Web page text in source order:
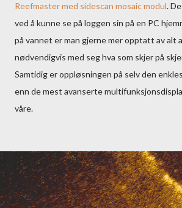
Reefmaster med sidescan mosaic modul.
ved å kunne se på loggen sin på en PC
på vannet er man gjerne mer opptatt av alt
nødvendigvis med seg hva som skjer på
Samtidig er oppløsningen på selv den
enn de mest avanserte
våre.